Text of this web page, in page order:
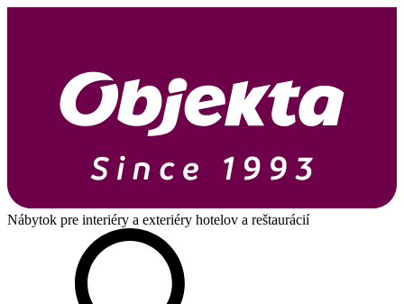
Nábytok pre interiéry a exteriéry hotelov a reštaurácií